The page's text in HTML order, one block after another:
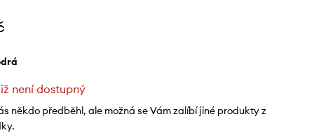
není dostupný
někdo předběhl, ale možná se Vám zalíbí jiné produkty z